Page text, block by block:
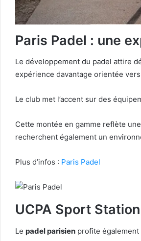
Paris Padel : une
Le développement du padel attire
expérience davantage orientée
Le club met l’accent sur des
Cette montée en gamme reflète
recherchent également un
Plus d’infos : Paris Padel
UCPA Sport
Le padel parisien profite également